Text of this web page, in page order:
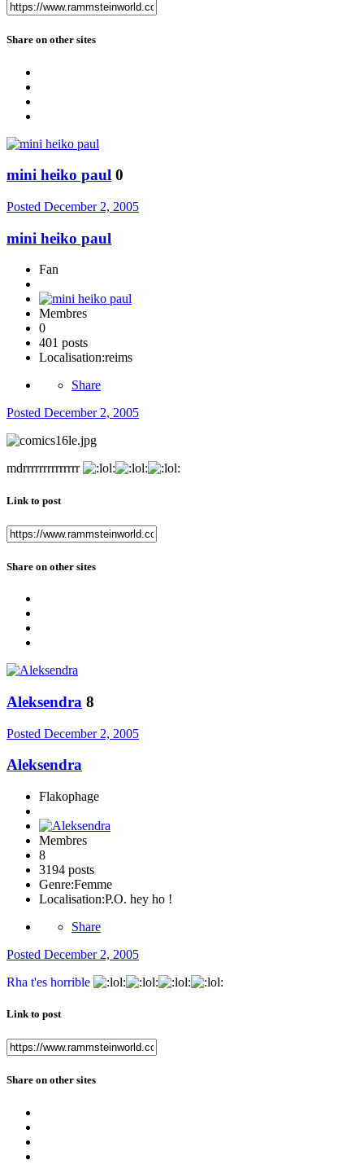
Share on other sites
mini heiko paul 0
Posted December 2, 2005
mini heiko paul
Fan
Membres
0
401 posts
Localisation:reims
Share
Posted December 2, 2005
mdrrrrrrrrrrrrrr
Link to post
Share on other sites
Aleksendra 8
Posted December 2, 2005
Aleksendra
Flakophage
Membres
8
3194 posts
Genre:Femme
Localisation:P.O. hey ho !
Share
Posted December 2, 2005
Rha t'es horrible
Link to post
Share on other sites